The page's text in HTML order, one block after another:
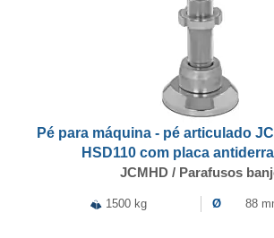
Pé para máquina - pé articulado
HSD110 com placa
JCMHD / Parafusos
1500 kg Ø 88